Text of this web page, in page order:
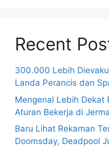
Recent
300.000 Lebih
Landa Perancis dan
Mengenal Lebih Dekat
Aturan Bekerja di
Baru Lihat Rekaman
Doomsday, Deadpool